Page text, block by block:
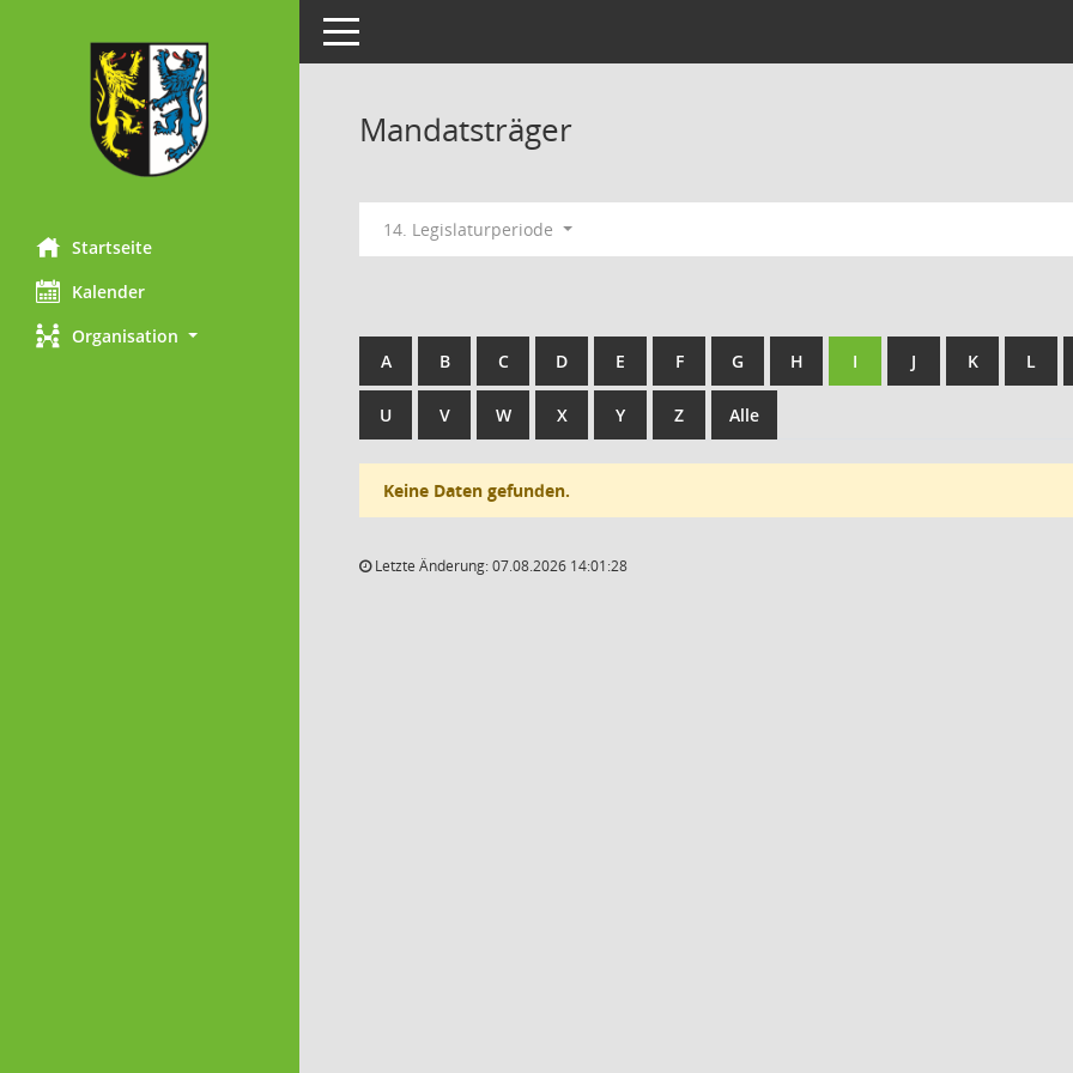
Startseite
Kalender
Organisation
Toggle navigation
Mandatsträger
14. Legislaturperiode
A B C D E F G H I J K L
U V W X Y Z Alle
Keine Daten gefunden.
Letzte Änderung: 07.08.2026 14:01:28